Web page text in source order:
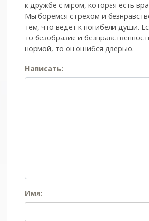
к дружбе с мiром, которая есть
Мы боремся с грехом и
тем, что ведёт к погибели души.
то безобразие и
нормой, то он ошибся дверью.
Написать:
Имя: